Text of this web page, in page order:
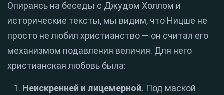
Опираясь на беседы с Джудом Холлом и
исторические тексты, мы видим, что Ницше не
просто не любил христианство — он считал его
механизмом подавления величия. Для него
христианская любовь была:
Неискренней и лицемерной. Под маской